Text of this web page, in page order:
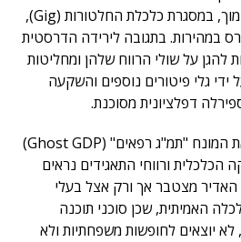
לעבודות מזדמנות בשכר נמוך, במסגרת כלכלת החלטורות (Gig),
במהירות. בתגובה לירידה הדרסטית
להגן על שולי הרווח שלהן ומחליטות
ידי גלי פיטורים נוספים והשקעה
חוקרי סיטריני אף טבעו את המונח "תמ"ג רפאים" (Ghost GDP)
ורווחי התאגידים נראים
האדיר מצטבר אך ורק אצל בעלי
האמיתית, שכן סוכני תוכנה
לא יוצאים לחופשות משפחתיות ולא